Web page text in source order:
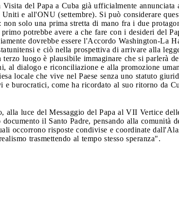
del Papa a Cuba già ufficialmente annunciata
e all'ONU (settembre). Si può considerare
solo una prima stretta di mano fra i due
potrebbe avere a che fare con i desideri del
dovrebbe essere l'Accordo Washington-La
e ciò nella prospettiva di arrivare alla
luogo è plausibile immaginare che si parlerà
al dialogo e riconciliazione e alla promozione
locale che vive nel Paese senza uno statuto
burocratici, come ha ricordato al suo ritorno da
alla luce del Messaggio del Papa al VII Vertice
il Santo Padre, pensando alla comunità
occorrono risposte condivise e coordinate
trasmettendo al tempo stesso speranza".